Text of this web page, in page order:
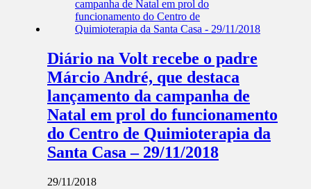
Diário na Volt recebe o padre
Márcio André, que destaca
lançamento da campanha de
Natal em prol do funcionamento
do Centro de Quimioterapia da
Santa Casa – 29/11/2018
29/11/2018